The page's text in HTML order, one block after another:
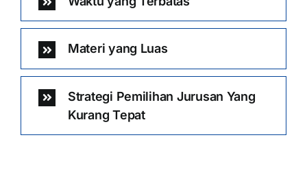
Materi yang Luas
Strategi Pemilihan Jurusan Yang
Kurang Tepat